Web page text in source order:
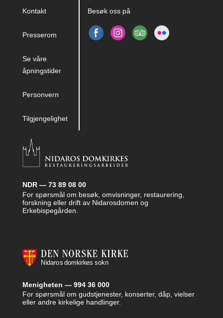
Kontakt
Presserom
Se våre
åpningstider
Personvern
Tilgjengelighet
Besøk oss på
NDR — 73 89 08 00
For spørsmål om besøk, omvisninger, restaurering,
forskning eller drift av Nidarosdomen og
Erkebispegården.
Menigheten — 994 36 000
For spørsmål om gudstjenester, konserter, dåp, vielser
eller andre kirkelige handlinger.